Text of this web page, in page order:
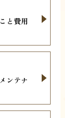
と費用
ンテナ